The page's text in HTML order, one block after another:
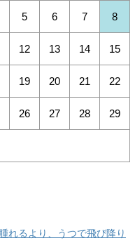
5 6 7 8
12 13 14 15
19 20 21 22
26 27 28 29
れるより、うつで飛び降り